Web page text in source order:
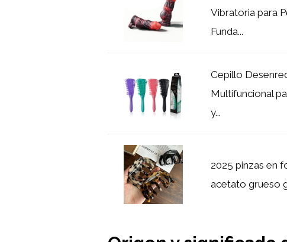
Vibratoria para
Funda...
Cepillo
Multifuncional
y...
2025 pinzas en
acetato grueso